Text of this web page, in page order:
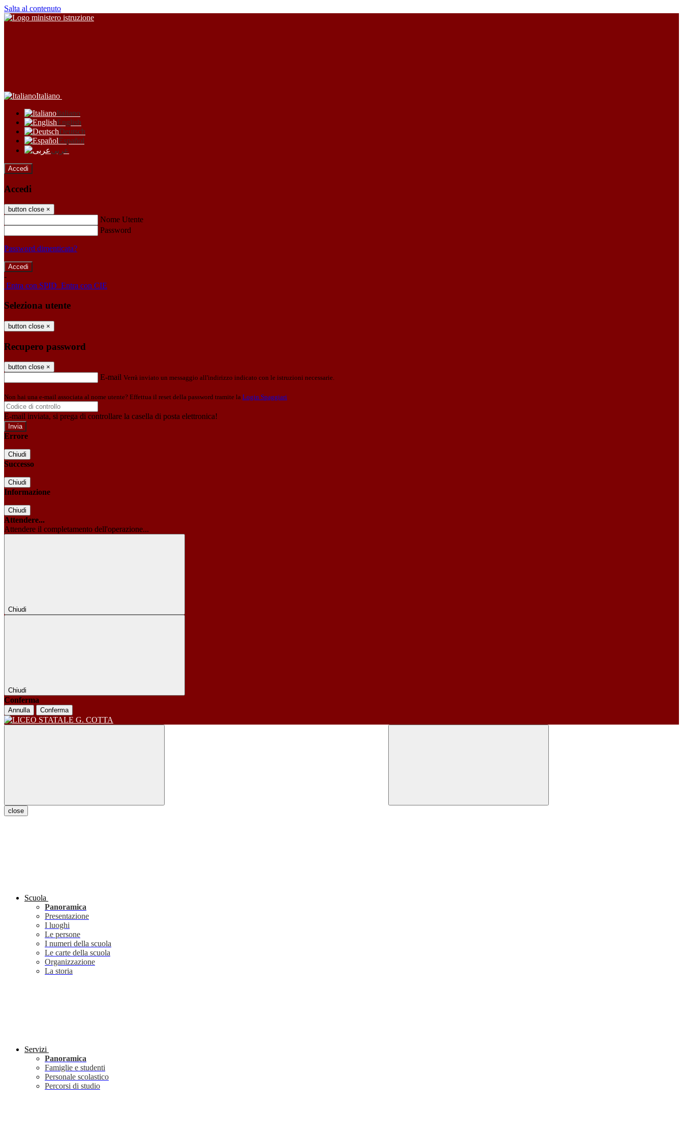
Salta al contenuto
Italiano
Italiano
English
Deutsch
Español
عربى
Accedi
Accedi
button close ×
Nome Utente
Password
Password dimenticata?
-
Entra con SPID Entra con CIE
Seleziona utente
button close ×
Recupero password
button close ×
E-mail Verrà inviato un messaggio all'indirizzo indicato con le istruzioni necessarie.
Non hai una e-mail associata al nome utente? Effettua il reset della password tramite la Login Spaggiari
E-mail inviata, si prega di controllare la casella di posta elettronica!
Errore
Chiudi
Successo
Chiudi
Informazione
Chiudi
Attendere...
Attendere il completamento dell'operazione...
Chiudi
Chiudi
Conferma
Annulla Conferma
close
Scuola
Panoramica
Presentazione
I luoghi
Le persone
I numeri della scuola
Le carte della scuola
Organizzazione
La storia
Servizi
Panoramica
Famiglie e studenti
Personale scolastico
Percorsi di studio